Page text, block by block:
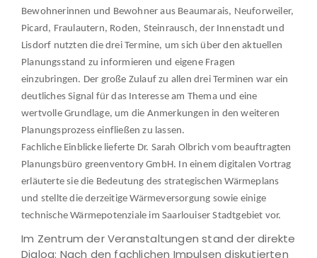
Bewohnerinnen und Bewohner aus Beaumarais, Neuforweiler,
Picard, Fraulautern, Roden, Steinrausch, der Innenstadt und
Lisdorf nutzten die drei Termine, um sich über den aktuellen
Planungsstand zu informieren und eigene Fragen
einzubringen. Der große Zulauf zu allen drei Terminen war ein
deutliches Signal für das Interesse am Thema und eine
wertvolle Grundlage, um die Anmerkungen in den weiteren
Planungsprozess einfließen zu lassen.
Fachliche Einblicke lieferte Dr. Sarah Olbrich vom beauftragten
Planungsbüro greenventory GmbH. In einem digitalen Vortrag
erläuterte sie die Bedeutung des strategischen Wärmeplans
und stellte die derzeitige Wärmeversorgung sowie einige
technische Wärmepotenziale im Saarlouiser Stadtgebiet vor.
Im Zentrum der Veranstaltungen stand der direkte
Dialog: Nach den fachlichen Impulsen diskutierten